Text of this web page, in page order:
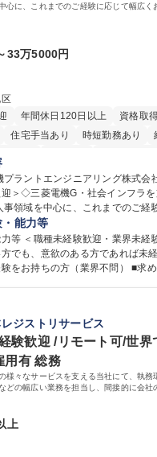
心に、これまでのご経験に応じて幅広く
33万5000円
年間休日120日以上
資格取
住宅手当あり 時短勤務あり
土日祝休み 服装自由 寮・社
トエンジニアリング株式会社 求人名 【大阪】総
＞◇三菱電機G・社会インフラを支
事領域を中心に、これまでのご経
与・社保・勤怠管理など）
・福利厚生運用 など ※基本的に
務内容により、関西圏以外への
。 ※担当業務を持ちつつ、お互
能力等
等 ＜職種未経験歓迎・業界未経
でも、意欲のある方であれば未
の方（業界不問） ■求める人物像：・社内外の
ジストリサービス
験歓迎 /リモート可/世
用有 総務
様々なサービスを支える当社にて、執務
どの幅広い業務を担当し、間接的に会社
上